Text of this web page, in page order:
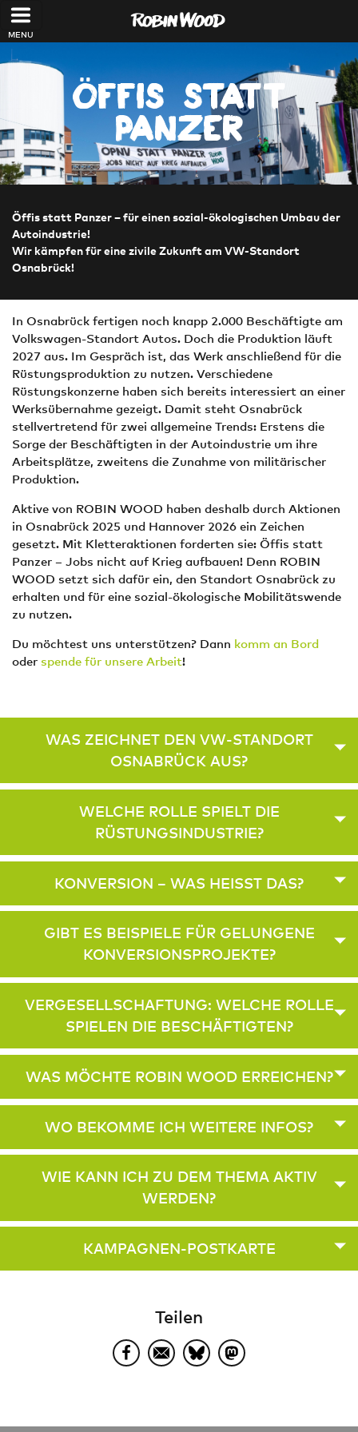
Direkt zum Inhalt
Öffis statt
Panzer
Öffis statt Panzer – für einen sozial-ökologischen Umbau der
Autoindustrie!
Wir kämpfen für eine zivile Zukunft am VW-Standort
Osnabrück!
In Osnabrück fertigen noch knapp 2.000 Beschäftigte am
Volkswagen-Standort Autos. Doch die Produktion läuft
2027 aus. Im Gespräch ist, das Werk anschließend für die
Rüstungsproduktion zu nutzen. Verschiedene
Rüstungskonzerne haben sich bereits interessiert an einer
Werksübernahme gezeigt. Damit steht Osnabrück
stellvertretend für zwei allgemeine Trends: Erstens die
Sorge der Beschäftigten in der Autoindustrie um ihre
Arbeitsplätze, zweitens die Zunahme von militärischer
Produktion.
Aktive von ROBIN WOOD haben deshalb durch Aktionen
in Osnabrück 2025 und Hannover 2026 ein Zeichen
gesetzt. Mit Kletteraktionen forderten sie: Öffis statt
Panzer – Jobs nicht auf Krieg aufbauen! Denn ROBIN
WOOD setzt sich dafür ein, den Standort Osnabrück zu
erhalten und für eine sozial-ökologische Mobilitätswende
zu nutzen.
Du möchtest uns unterstützen? Dann komm an Bord
oder spende für unsere Arbeit!
WAS ZEICHNET DEN VW-STANDORT
OSNABRÜCK AUS?
WELCHE ROLLE SPIELT DIE
RÜSTUNGSINDUSTRIE?
KONVERSION – WAS HEISST DAS?
GIBT ES BEISPIELE FÜR GELUNGENE
KONVERSIONSPROJEKTE?
VERGESELLSCHAFTUNG: WELCHE ROLLE
SPIELEN DIE BESCHÄFTIGTEN?
WAS MÖCHTE ROBIN WOOD ERREICHEN?
WO BEKOMME ICH WEITERE INFOS?
WIE KANN ICH ZU DEM THEMA AKTIV
WERDEN?
KAMPAGNEN-POSTKARTE
Teilen